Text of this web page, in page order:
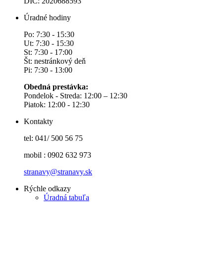
Úradné hodiny
Po: 7:30 - 15:30
Ut: 7:30 - 15:30
St: 7:30 - 17:00
Št: nestránkový deň
Pi: 7:30 - 13:00
Obedná prestávka:
Pondelok - Streda: 12:00 – 12:30
Piatok: 12:00 - 12:30
Kontakty
tel: 041/ 500 56 75
mobil : 0902 632 973
stranavy@stranavy.sk
Rýchle odkazy
Úradná tabuľa